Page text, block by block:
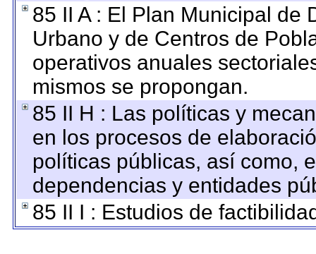
85 II A : El Plan Municipal de
Urbano y de Centros de
operativos anuales
mismos se propongan.
85 II H : Las políticas y
en los procesos de
políticas públicas, así como,
dependencias y entidades
85 II I : Estudios de